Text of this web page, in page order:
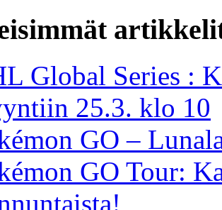
Global Series :
25.3. klo 10
GO –
GO Tour: